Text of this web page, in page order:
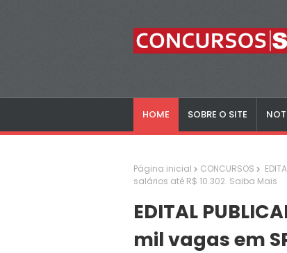
HOME SOBRE O SITE
Página inicial CONCURSOS
salários até R$ 10.302. Saiba Mais
EDITAL
mil vagas em